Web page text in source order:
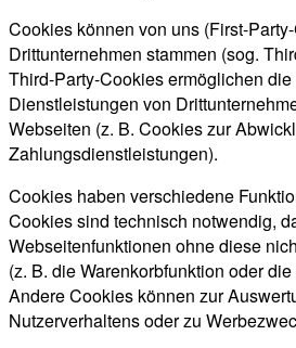
Cookies können von uns (First-
Drittunternehmen stammen (sog.
Third-Party-Cookies ermöglichen
Dienstleistungen von
Webseiten (z. B. Cookies zur
Zahlungsdienstleistungen).
Cookies haben verschiedene
Cookies sind technisch notwendig,
Webseitenfunktionen ohne diese
(z. B. die Warenkorbfunktion oder
Andere Cookies können zur
Nutzerverhaltens oder zu